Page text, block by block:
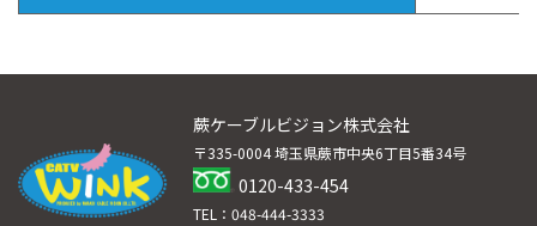
蕨ケーブルビジョン株式会社
〒335-0004 埼玉県蕨市中央6丁目5番34号
0120-433-454
TEL：048-444-3333